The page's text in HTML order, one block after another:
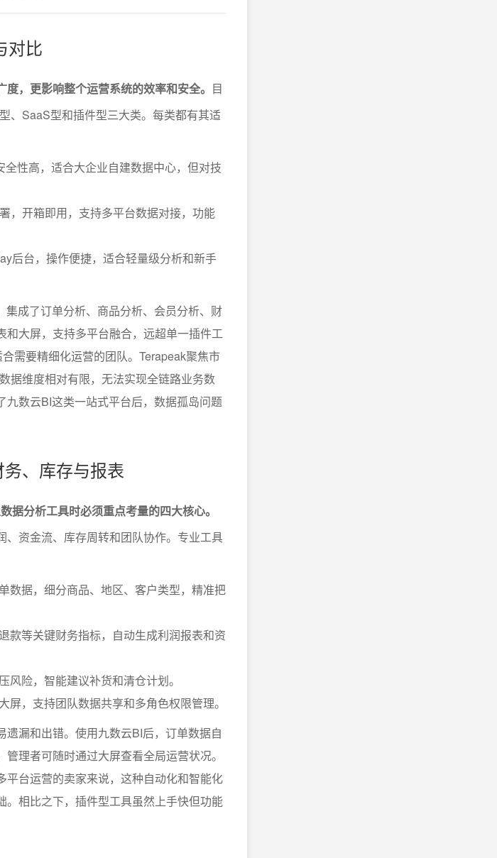
对比
，更影响整个运营系统的效率和安全。 目
、SaaS型和插件型三大类。每类都有其适
性高，适合大企业自建数据中心，但对技
，开箱即用，支持多平台数据对接，功能
后台，操作便捷，适合轻量级分析和新手
成了订单分析、商品分析、会员分析、财
大屏，支持多平台融合，远超单一插件工
需要精细化运营的团队。Terapeak聚焦市
据维度相对有限，无法实现全链路业务数
数云BI这类一站式平台后，数据孤岛问题
、库存与报表
分析工具时必须重点考量的四大核心。
资金流、库存周转和团队协作。专业工具
数据，细分商品、地区、客户类型，精准把
款等关键财务指标，自动生成利润报表和资
险，智能建议补货和清仓计划。
，支持团队数据共享和多角色权限管理。
漏和出错。使用九数云BI后，订单数据自
理者可随时通过大屏查看全局运营状况。
台运营的卖家来说，这种自动化和智能化
相比之下，插件型工具虽然上手快但功能